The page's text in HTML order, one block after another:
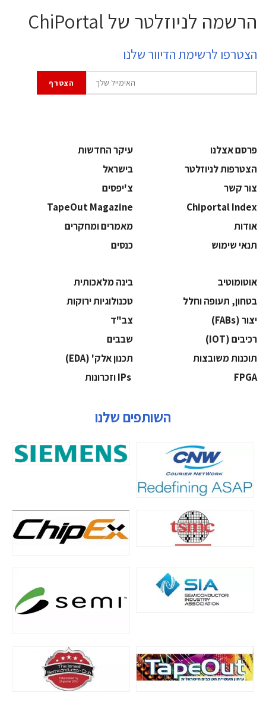
הרשמה לניוזלטר של ChiPortal
הצטרפו לרשימת הדיוור שלנו
פרסם אצלנו
עיקר החדשות
הצטרפות לניוזלטר
בישראל
צור קשר
צ'יפסים
Chiportal Index
TapeOut Magazine
אודות
מאמרים ומחקרים
תנאי שימוש
כנסים
אוטומוטיב
בינה מלאכותית
בטחון, תעופה וחלל
‫טכנולוגיות ירוקות‬
‫יצור (‪(FABs‬‬
‫צב"ד‬
‫רכיבים‬ (IOT)
‫שבבים‬
‫תוכנות משובצות‬
‫תכנון אלק' (‪(EDA‬‬
‫‪FPGA‬‬
השותפים שלנו